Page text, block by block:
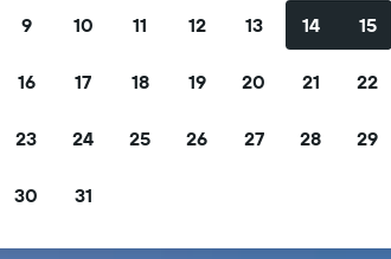
無料キャンセル、無料朝食などで絞り込みできます。
9 10 11 12 13 14 15
16 17 18 19 20 21 22
23 24 25 26 27 28 29
30 31